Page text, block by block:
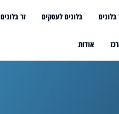
בלונים לעסקים זר בלונים
אודות